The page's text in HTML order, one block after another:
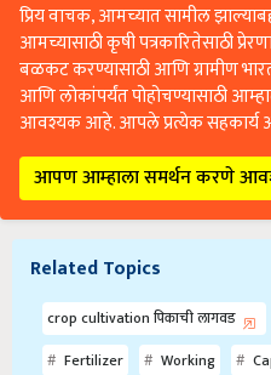
प्रिय वाचक, आमच्यात सामील
आमच्यासाठी कृषी पत्रकारितेसाठी
बळकट करण्यासाठी आणि ग्रामीण
आणि लोकांपर्यंत पोहोचण्यासाठी
आवश्यक आहे. आपले प्रत्येक सहकार्य
आपण आम्हाला समर्थन करणे
Related Topics
crop cultivation पिकाची लागवड
Fertilizer
Working